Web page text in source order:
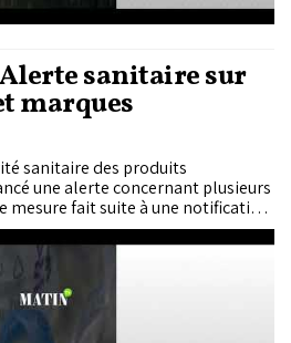
sanitaire sur
marques
sanitaire des produits
une alerte concernant plusieurs
fait suite à une notification
risque sanitaire lié à la présence
céréulide », produite par la